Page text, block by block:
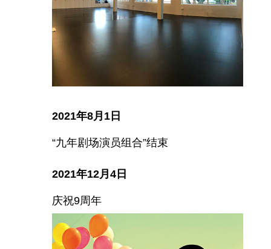
2021年8月1日
“九年剧场演员组合”结束
2021年12月4日
庆祝9周年